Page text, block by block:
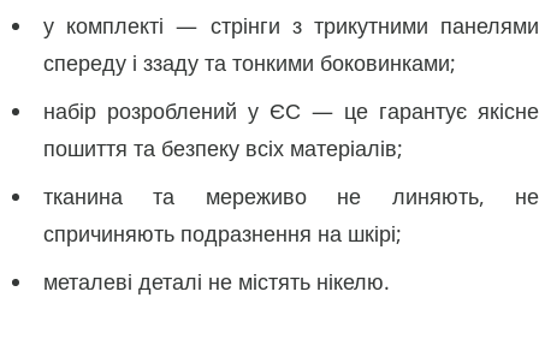
у комплекті — стрінги з трикутними панелями
спереду і ззаду та тонкими боковинками;
набір розроблений у ЄС — це гарантує якісне
пошиття та безпеку всіх матеріалів;
тканина та мереживо не линяють, не
спричиняють подразнення на шкірі;
металеві деталі не містять нікелю.